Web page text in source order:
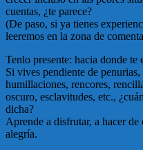
cuentas, ¿te parece?
(De paso, si ya tienes
leeremos en la zona de
Tenlo presente: hacia donde te
Si vives pendiente de
humillaciones, rencores,
oscuro, esclavitudes, etc.,
dicha?
Aprende a disfrutar, a hacer
alegría.